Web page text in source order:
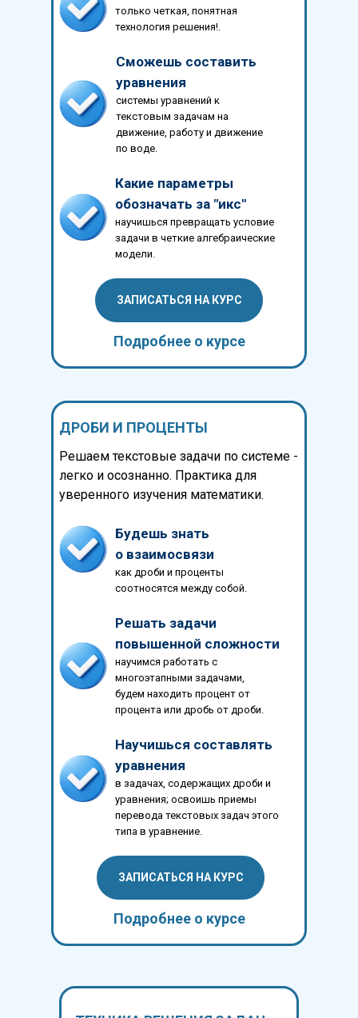
научишься превращать условие
задачи в четкие алгебраические
модели.
Какие параметры
обозначать за "икс"
только четкая, понятная
технология решения!.
Сможешь составить
уравнения
системы уравнений к
текстовым задачам на
движение, работу и движение
по воде.
ЗАПИСАТЬСЯ НА КУРС
Подробнее о курсе
ДРОБИ И ПРОЦЕНТЫ
Решаем текстовые задачи по системе -
легко и осознанно. Практика для
уверенного изучения математики.
в задачах, содержащих дроби и
уравнения; освоишь приемы
перевода текстовых задач этого
типа в уравнение.
Научишься составлять
уравнения
Будешь знать
о взаимосвязи
как дроби и проценты
соотносятся между собой.
Решать задачи
повышенной сложности
научимся работать с
многоэтапными задачами,
будем находить процент от
процента или дробь от дроби.
ЗАПИСАТЬСЯ НА КУРС
Подробнее о курсе